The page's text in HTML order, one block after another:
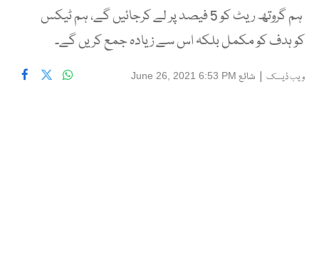
ہم گروتھ ریٹ کو 5 فیصد پر لے کرجائیں گے، ہم ٹیکس
کو ہدف کو مکمل بلکہ اس سے زیادہ جمع کریں گے۔
ویب ڈیسک | شائع June 26, 2021 6:53 PM